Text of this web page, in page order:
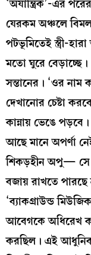
‘অযান্ত্রিক’-এর
যেরকম অঞ্চলে
পটভূমিতেই স্ত্রী-
মতো ঘুরে
সন্তানের। ‘ওর নাম
দেখানোর চেষ্টা
কান্নায় ভেঙে
আছে মানে অপর্ণা
শিকড়হীন অপু— সে
বজায় রাখতে
‘ব্যাকগ্রাউন্ড
আবেগকে অধিরেখ
করছিল। এই আধুনিক